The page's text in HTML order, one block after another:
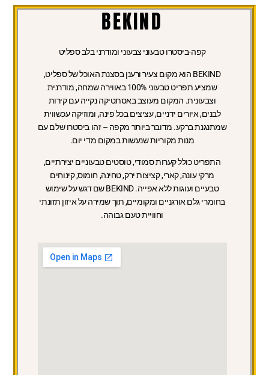
BEKIND
קפה-ביסטרו טבעוני צבעוני ומודרני בלב ספליט
BEKIND הוא מקום צעיר ורענן בסצנת האוכל של ספליט,
שמציע תפריט טבעוני 100% באווירה שמחה, מודרנית
וצבעונית. המקום מעוצב באסתטיקה נקייה עם קירות
לבנים, איורים ידניים, עציצים בכל פינה, ומוזיקה עכשווית
שמתנגנת ברקע. מדובר ביותר מקפה – זהו ביסטרו שלם עם
מנות מקוריות שנעשות במקום מדי יום.
התפריט כולל קערות סמודי, טוסטים טבעוניים יצירתיים,
מרקי עונה, קארי, קציצות ירק, טחינה, חומוס, קינוחים
טבעיים ועוגות ללא אפייה. BEKIND שם דגש על שימוש
בחומרי גלם אורגניים ומקומיים, תוך שמירה על איזון תזונתי
וחוויית טעם גבוהה.